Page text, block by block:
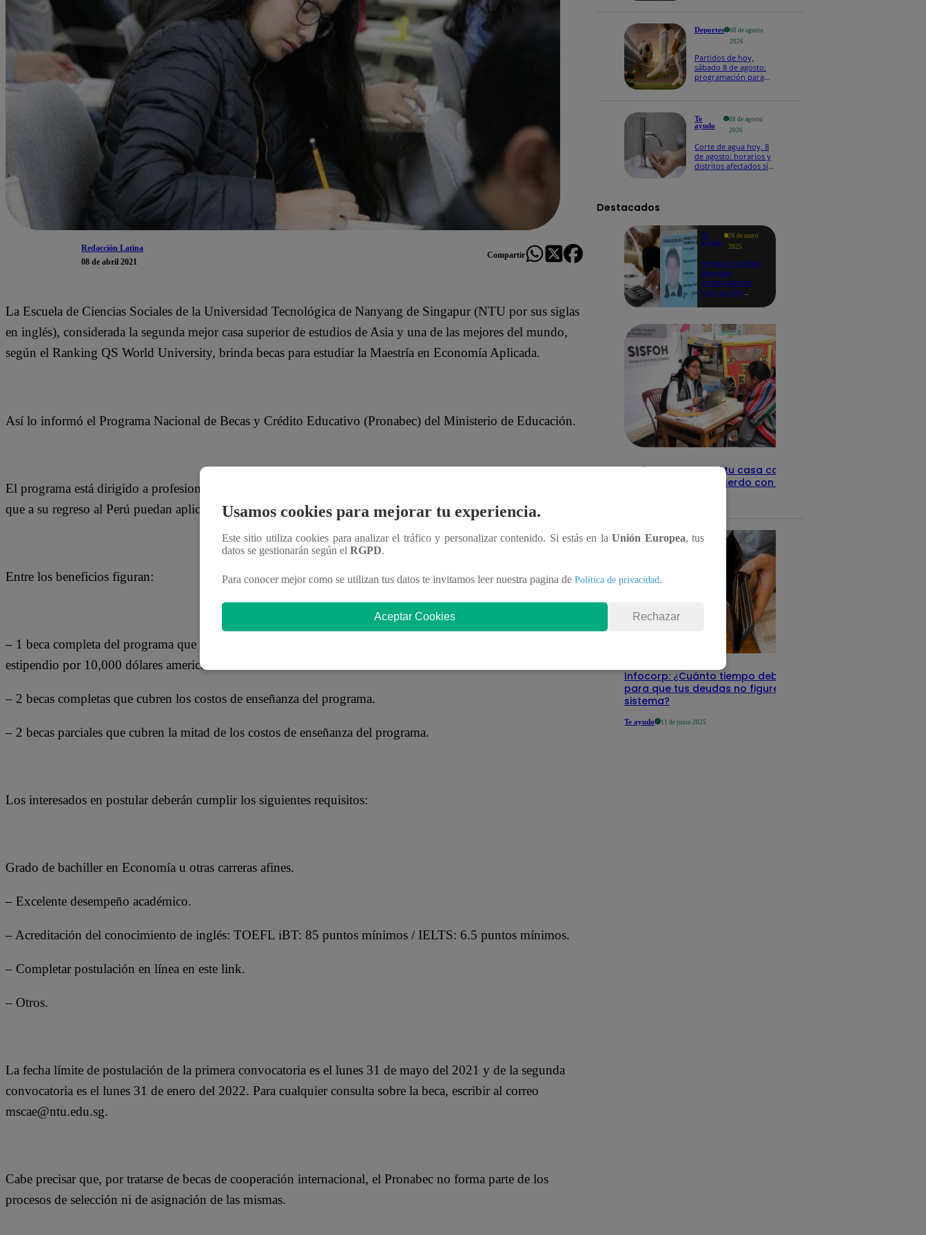
Redacción Latina
08 de abril 2021
Compartir
La Escuela de Ciencias Sociales de la Universidad Tecnológica de Nanyang de Singapur (NTU por sus siglas
en inglés), considerada la segunda mejor casa superior de estudios de Asia y una de las mejores del mundo,
según el Ranking QS World University, brinda becas para estudiar la Maestría en Economía Aplicada.
Así lo informó el Programa Nacional de Becas y Crédito Educativo (Pronabec) del Ministerio de Educación.
El programa está dirigido a profesionales peruanos interesados en ampliar sus conocimientos en economía y
que a su regreso al Perú puedan aplicar sus conocimientos en beneficio del país.
Entre los beneficios figuran:
– 1 beca completa del programa que cubre los costos de enseñanza por 32,000 dólares americanos más
estipendio por 10,000 dólares americanos.
– 2 becas completas que cubren los costos de enseñanza del programa.
– 2 becas parciales que cubren la mitad de los costos de enseñanza del programa.
Los interesados en postular deberán cumplir los siguientes requisitos:
Grado de bachiller en Economía u otras carreras afines.
– Excelente desempeño académico.
– Acreditación del conocimiento de inglés: TOEFL iBT: 85 puntos mínimos / IELTS: 6.5 puntos mínimos.
– Completar postulación en línea en este link.
– Otros.
La fecha límite de postulación de la primera convocatoria es el lunes 31 de mayo del 2021 y de la segunda
convocatoria es el lunes 31 de enero del 2022. Para cualquier consulta sobre la beca, escribir al correo
mscae@ntu.edu.sg.
Cabe precisar que, por tratarse de becas de cooperación internacional, el Pronabec no forma parte de los
procesos de selección ni de asignación de las mismas.
Deportes
08 de agosto
2026
Partidos de hoy,
sábado 8 de agosto:
programación para
Te
ayudo
08 de agosto
2026
Corte de agua hoy, 8
de agosto: horarios y
distritos afectados sin
Destacados
Te
ayudo
26 de mayo
2025
Revisa si tienes
deudas
consultando
con tu DNI:
detalles
Revisa con tu DNI si tu casa califica
como pobre, de acuerdo con el Sisfoh
Infocorp: ¿Cuánto tiempo debe pasar
para que tus deudas no figuren en su
sistema?
Te ayudo 11 de junio 2025
Usamos cookies para mejorar tu experiencia.
Este sitio utiliza cookies para analizar el tráfico y personalizar contenido. Si estás en laUnión Europea, tus
datos se gestionarán según el RGPD.
Para conocer mejor como se utilizan tus datos te invitamos leer nuestra pagina de Política de privacidad.
Aceptar Cookies Rechazar